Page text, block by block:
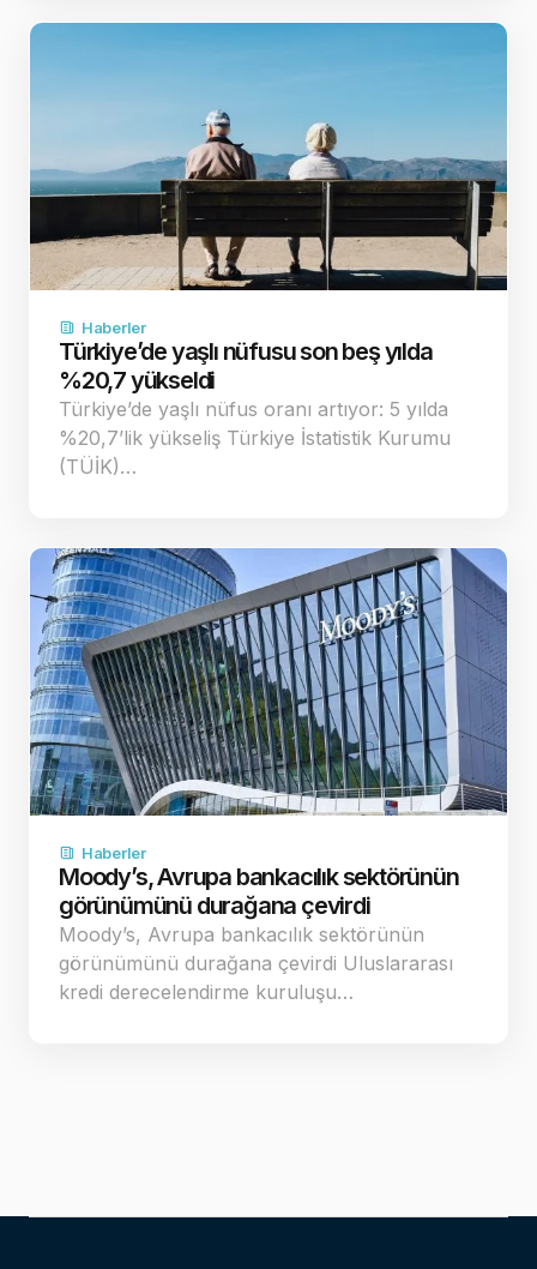
Haberler
Türkiye’de yaşlı nüfusu son beş yılda
%20,7 yükseldi
Türkiye’de yaşlı nüfus oranı artıyor: 5 yılda
%20,7’lik yükseliş Türkiye İstatistik Kurumu
(TÜİK)…
Haberler
Moody’s, Avrupa bankacılık sektörünün
görünümünü durağana çevirdi
Moody’s, Avrupa bankacılık sektörünün
görünümünü durağana çevirdi Uluslararası
kredi derecelendirme kuruluşu…